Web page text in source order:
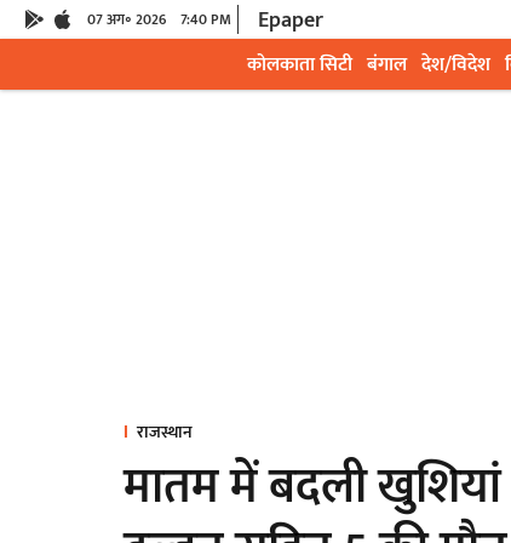
07 अग॰ 2026 7:40 PM Epaper
कोलकाता सिटी बंगाल देश/विदेश
राजस्थान
मातम में बदली